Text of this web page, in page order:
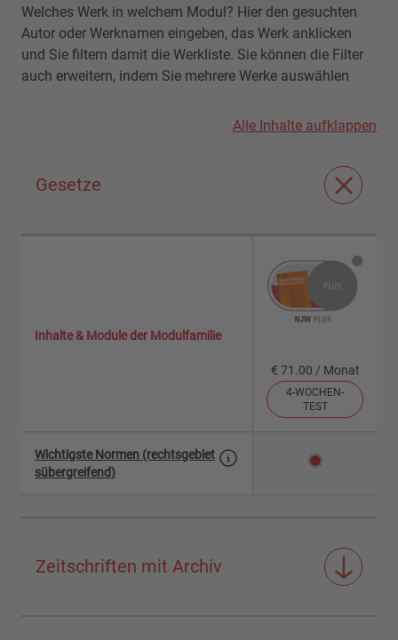
Welches Werk in welchem Modul? Hier den gesuchten
Autor oder Werknamen eingeben, das Werk anklicken
und Sie filtern damit die Werkliste. Sie können die Filter
auch erweitern, indem Sie mehrere Werke auswählen
Alle Inhalte aufklappen
Gesetze
Inhalte & Module der Modulfamilie
€ 71.00 / Monat
4-WOCHEN-
TEST
Wichtigste Normen (rechtsgebiet
sübergreifend)
Zeitschriften mit Archiv